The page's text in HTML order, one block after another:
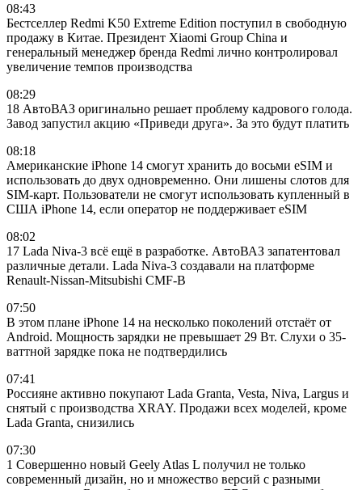
08:43
Бестселлер Redmi K50 Extreme Edition поступил в свободную
продажу в Китае. Президент Xiaomi Group China и
генеральный менеджер бренда Redmi лично контролировал
увеличение темпов производства
08:29
18 АвтоВАЗ оригинально решает проблему кадрового голода.
Завод запустил акцию «Приведи друга». За это будут платить
08:18
Американские iPhone 14 смогут хранить до восьми eSIM и
использовать до двух одновременно. Они лишены слотов для
SIM-карт. Пользователи не смогут использовать купленный в
США iPhone 14, если оператор не поддерживает eSIM
08:02
17 Lada Niva-3 всё ещё в разработке. АвтоВАЗ запатентовал
различные детали. Lada Niva-3 создавали на платформе
Renault-Nissan-Mitsubishi CMF-B
07:50
В этом плане iPhone 14 на несколько поколений отстаёт от
Android. Мощность зарядки не превышает 29 Вт. Слухи о 35-
ваттной зарядке пока не подтвердились
07:41
Россияне активно покупают Lada Granta, Vesta, Niva, Largus и
снятый с производства XRAY. Продажи всех моделей, кроме
Lada Granta, снизились
07:30
1 Совершенно новый Geely Atlas L получил не только
современный дизайн, но и множество версий с разными